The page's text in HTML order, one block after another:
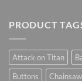
PRODUCT
Attack on Titan
Buttons